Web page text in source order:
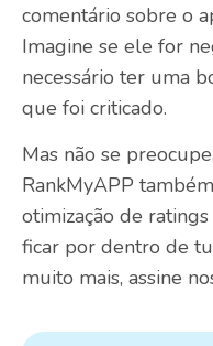
comentário sobre o
Imagine se ele for
necessário ter uma
que foi criticado.
Mas não se
RankMyAPP
otimização de
ficar por dentro de
muito mais, assine